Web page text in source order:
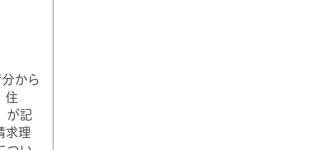
から
住
が記
求理